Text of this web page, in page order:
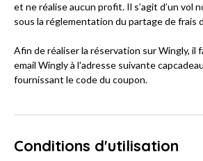
et ne réalise aucun profit. Il s’agit d’un vol
sous la réglementation du partage de frais
Afin de réaliser la réservation sur Wingly, il
email Wingly à l'adresse suivante
fournissant le code du coupon.
Conditions d'utilisation